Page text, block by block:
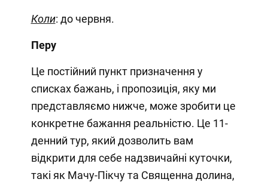
Коли: до червня.
Перу
Це постійний пункт призначення у
списках бажань, і пропозиція, яку ми
представляємо нижче, може зробити це
конкретне бажання реальністю. Це 11-
денний тур, який дозволить вам
відкрити для себе надзвичайні куточки,
такі як Мачу-Пікчу та Священна долина,